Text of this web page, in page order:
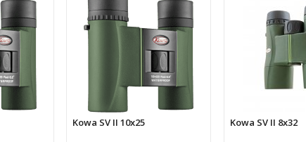
Kowa SV II 10x25 Kowa SV II 8x32